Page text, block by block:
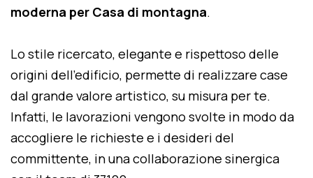
moderna per Casa di montagna.
Lo stile ricercato, elegante e rispettoso delle
origini dell'edificio, permette di realizzare case
dal grande valore artistico, su misura per te.
Infatti, le lavorazioni vengono svolte in modo da
accogliere le richieste e i desideri del
committente, in una collaborazione sinergica